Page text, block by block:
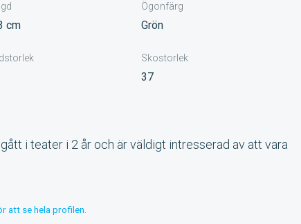
cm
Ögonfärg
Grön
Skostorlek
37
i teater i 2 år och är väldigt intresserad av att vara
att se hela profilen.